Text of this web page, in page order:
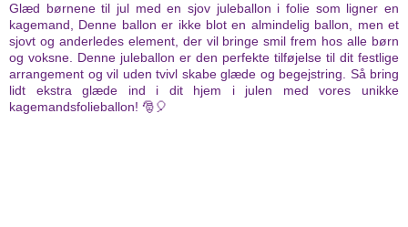
Glæd børnene til jul med en sjov juleballon i folie som ligner en
kagemand, Denne ballon er ikke blot en almindelig ballon, men et
sjovt og anderledes element, der vil bringe smil frem hos alle børn
og voksne. Denne juleballon er den perfekte tilføjelse til dit festlige
arrangement og vil uden tvivl skabe glæde og begejstring. Så bring
lidt ekstra glæde ind i dit hjem i julen med vores unikke
kagemandsfolieballon! 🎅🎈